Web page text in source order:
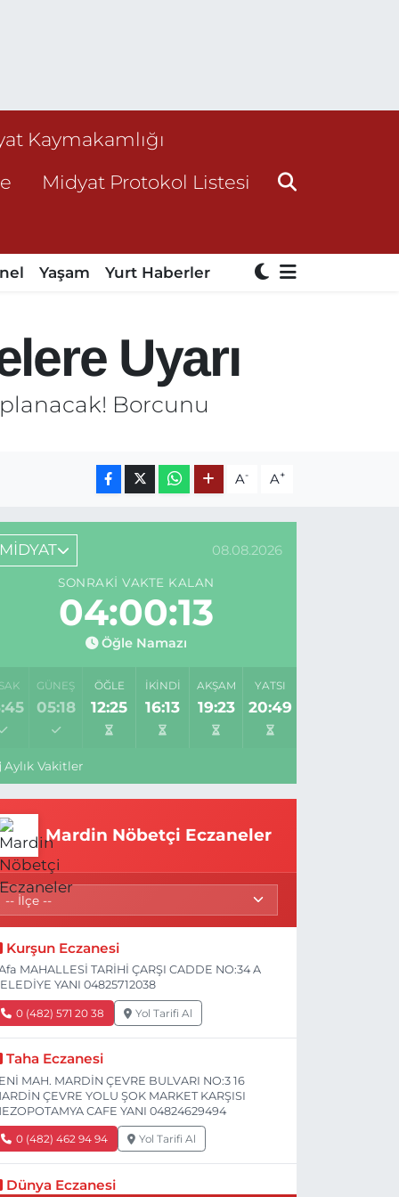
Kaymakamlığı
Midyat Protokol Listesi
Yaşam Yurt Haberler
Uyarı
Borcunu
A- A+
MİDYAT 08.08.2026
SONRAKI VAKTE KALAN
04:00:13
Öğle Namazı
GÜNEŞ
05:18
ÖĞLE
12:25
İKINDI
16:13
AKŞAM
19:23
YATSI
20:49
Aylık Vakitler
Mardin Nöbetçi Eczaneler
Kurşun Eczanesi
MAHALLESİ TARİHİ ÇARŞI CADDE NO:34 A
YANI 04825712038
0 (482) 571 20 38 Yol Tarifi Al
Taha Eczanesi
MAH. MARDİN ÇEVRE BULVARI NO:3 16
ÇEVRE YOLU ŞOK MARKET KARŞISI
CAFE YANI 04824629494
0 (482) 462 94 94 Yol Tarifi Al
Dünya Eczanesi